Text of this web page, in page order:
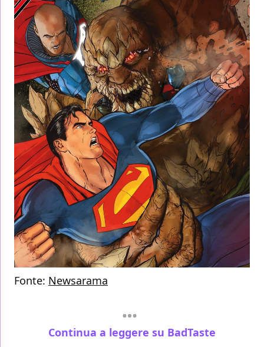
Fonte: Newsarama
Continua a leggere su BadTaste